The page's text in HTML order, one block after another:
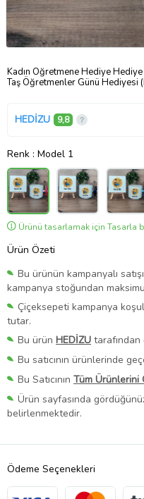
Kadın Öğretmene Hediye
Taş Öğretmenler Günü Hediyesi
HEDİZU 9,8
Renk : Model 1
Ürünü tasarlamak için Tasarla
Ürün Özeti
Bu ürünün kampanyalı
kampanya stoğundan
Çiçeksepeti kampanya
tutar.
Bu ürün HEDİZU
Bu satıcının ürünlerinde
Bu Satıcının Tüm Ürünlerini
Ürün sayfasında
belirlenmektedir.
Ödeme Seçenekleri